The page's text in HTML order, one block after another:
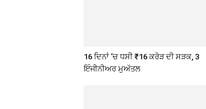
16 ਦਿਨਾਂ ’ਚ ਧਸੀ ₹16 ਕਰੋੜ ਦੀ ਸੜਕ, 3
ਇੰਜੀਨੀਅਰ ਮੁਅੱਤਲ